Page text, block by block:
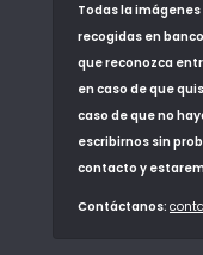
Todas la
recogidas en
que reconozca
en caso de que
caso de que no
escribirnos sin
contacto y
Contáctanos: